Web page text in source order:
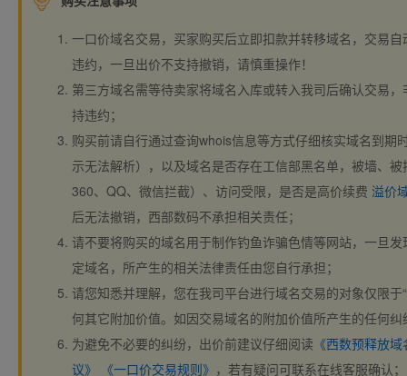
一口价域名交易，买家购买后立即扣款并转移域名，交易
违约，一旦出价不支持撤销，请慎重操作！
第三方域名需等待卖家将域名入库或转入我司后确认交易
持违约；
购买前请自行通过查询whois信息等方式仔细核实域名到期
示无法解析），以及域名是否存在工信部黑名单，被墙、
360、QQ、微信拦截）、访问受限，是否是高价续费 溢价
后无法撤销，西部数码不承担相关责任；
请不要将购买的域名用于制作钓鱼诈骗色情等网站，一旦
定域名，所产生的相关法律责任由您自行承担；
请您知悉并理解，您在我司平台进行域名交易的对象仅限于
何其它附加价值。如因交易域名的附加价值所产生的任何
为避免不必要的纠纷，出价前建议仔细阅读 《西数预释放
议》
《一口价交易规则》 ，若有疑问可联系在线客服确认；